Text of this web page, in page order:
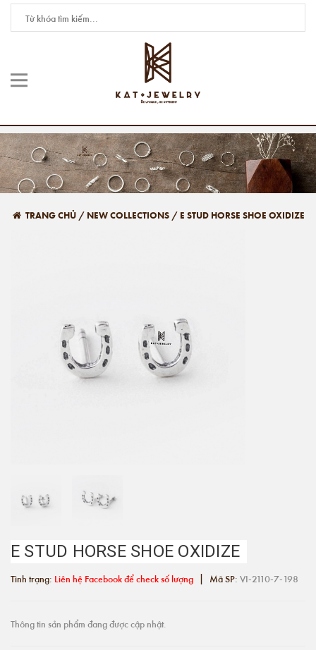
TRANG CHỦ / NEW COLLECTIONS / E STUD HORSE SHOE OXIDIZE
E STUD HORSE SHOE OXIDIZE
Tình trạng: Liên hệ Facebook để check số lượng | Mã SP: VI-2110-7-198
Thông tin sản phẩm đang được cập nhật.